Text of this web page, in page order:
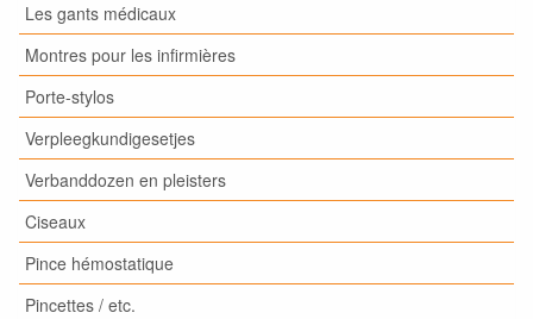
Les gants médicaux
Montres pour les infirmières
Porte-stylos
Verpleegkundigesetjes
Verbanddozen en pleisters
Ciseaux
Pince hémostatique
Pincettes / etc.